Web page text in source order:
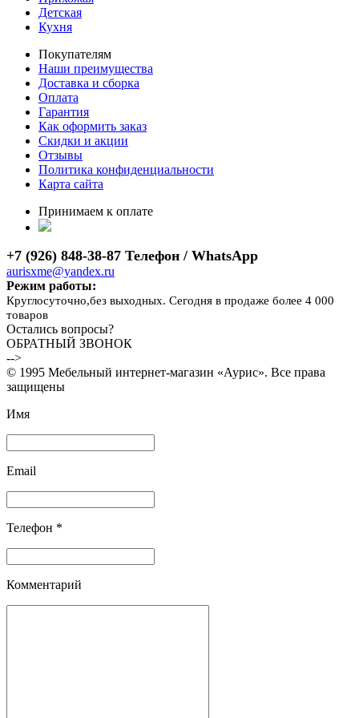
Детская
Кухня
Покупателям
Наши преимущества
Доставка и сборка
Оплата
Гарантия
Как оформить заказ
Скидки и акции
Отзывы
Политика конфиденциальности
Карта сайта
Принимаем к оплате
+7 (926) 848-38-87 Телефон / WhatsApp
aurisxme@yandex.ru
Режим работы:
Круглосуточно,без выходных. Сегодня в продаже более 4 000
товаров
Остались вопросы?
ОБРАТНЫЙ ЗВОНОК
-->
© 1995 Мебельный интернет-магазин «Аурис». Все права
защищены
Имя
Email
Телефон *
Комментарий